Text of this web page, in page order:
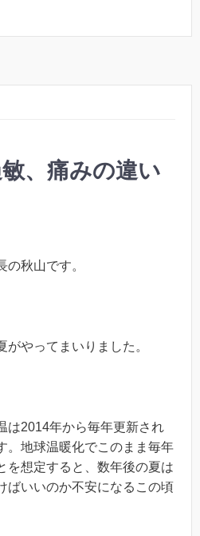
、痛みの違い
の秋山です。
やってまいりました。
は2014年から毎年更新され
。地球温暖化でこのまま毎年
を想定すると、数年後の夏は
ばいいのか不安になるこの頃